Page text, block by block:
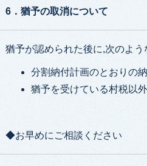
6．猶予の取消について
猶予が認められた後に,次のよ
分割納付計画のとおりの
猶予を受けている村税以
◆お早めにご相談ください